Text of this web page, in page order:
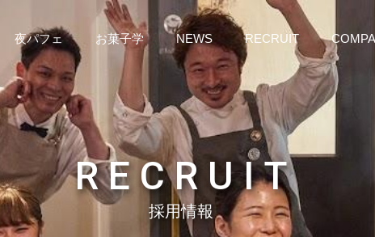
夜パフェ お菓子学 NEWS RECRUIT
R E C R U I T
採用情報